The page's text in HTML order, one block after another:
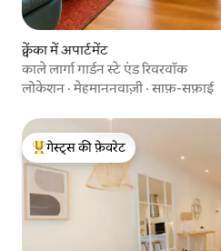
क्वेंका में अपार्टमेंट
काले लार्गा गार्डन स्टे एंड रिवरवॉक
लोकेशन ·मेहमाननवाज़ी ·साफ़-सफ़ाई
गेस्ट्स का टॉप फ़ेवरेट
गेस्ट्स की फ़ेवरेट